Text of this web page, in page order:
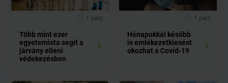
1 perc
Több mint ezer
egyetemista segít a
járvány elleni
védekezésben
1 perc
Hónapokkal később
is emlékezetkiesést
okozhat a Covid-19